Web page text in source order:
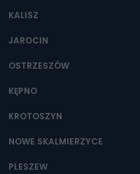
KALISZ
JAROCIN
OSTRZESZÓW
KĘPNO
KROTOSZYN
NOWE SKALMIERZYCE
PLESZEW